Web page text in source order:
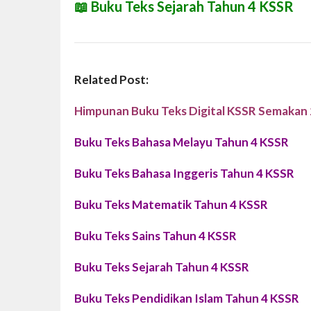
📖 Buku Teks Sejarah Tahun 4 KSSR
Related Post:
Himpunan Buku Teks Digital KSSR
Buku Teks Bahasa Melayu Tahun 4 KSSR
Buku Teks Bahasa Inggeris Tahun 4 KSSR
Buku Teks Matematik Tahun 4 KSSR
Buku Teks Sains Tahun 4 KSSR
Buku Teks Sejarah Tahun 4 KSSR
Buku Teks Pendidikan Islam Tahun 4 KSSR